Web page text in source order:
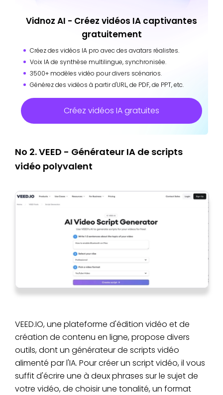
Vidnoz AI - Créez vidéos IA captivantes
gratuitement
Créez des vidéos IA pro avec des avatars réalistes.
Voix IA de synthèse multilingue, synchronisée.
3500+ modèles vidéo pour divers scénarios.
Générez des vidéos à partir d'URL, de PDF, de PPT, etc.
Créez vidéos IA gratuites
No 2. VEED - Générateur IA de scripts
vidéo polyvalent
VEED.IO, une plateforme d'édition vidéo et de
création de contenu en ligne, propose divers
outils, dont un générateur de scripts vidéo
alimenté par l'IA. Pour créer un script vidéo, il vous
suffit d'écrire une à deux phrases sur le sujet de
votre vidéo, de choisir une tonalité, un format